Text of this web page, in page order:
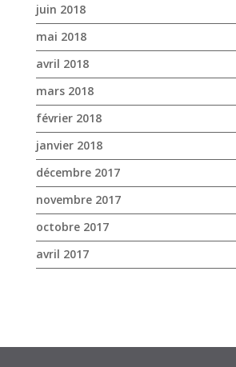
janvier 2018
décembre 2017
novembre 2017
octobre 2017
avril 2017